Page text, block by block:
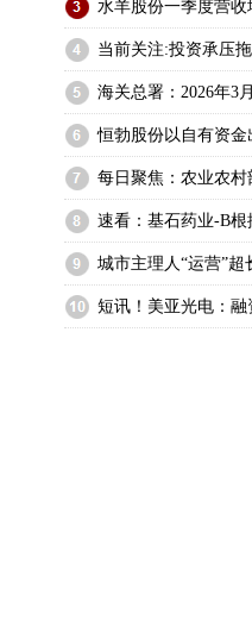
水羊股份一季度营收
城市主理人“运营”超